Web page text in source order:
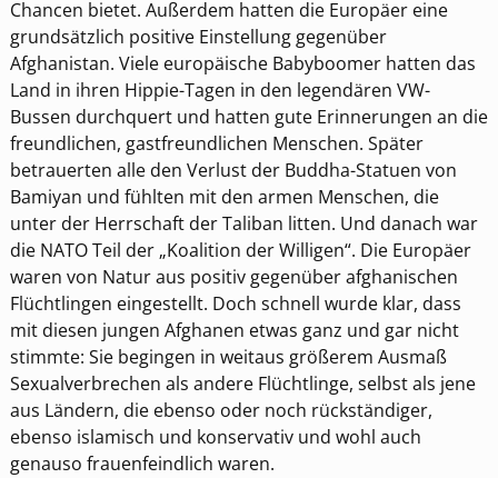
Chancen bietet. Außerdem hatten die Europäer eine
grundsätzlich positive Einstellung gegenüber
Afghanistan. Viele europäische Babyboomer hatten das
Land in ihren Hippie-Tagen in den legendären VW-
Bussen durchquert und hatten gute Erinnerungen an die
freundlichen, gastfreundlichen Menschen. Später
betrauerten alle den Verlust der Buddha-Statuen von
Bamiyan und fühlten mit den armen Menschen, die
unter der Herrschaft der Taliban litten. Und danach war
die NATO Teil der „Koalition der Willigen“. Die Europäer
waren von Natur aus positiv gegenüber afghanischen
Flüchtlingen eingestellt. Doch schnell wurde klar, dass
mit diesen jungen Afghanen etwas ganz und gar nicht
stimmte: Sie begingen in weitaus größerem Ausmaß
Sexualverbrechen als andere Flüchtlinge, selbst als jene
aus Ländern, die ebenso oder noch rückständiger,
ebenso islamisch und konservativ und wohl auch
genauso frauenfeindlich waren.